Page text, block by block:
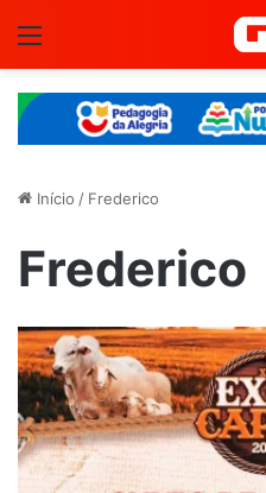
Início / Frederico
Frederico